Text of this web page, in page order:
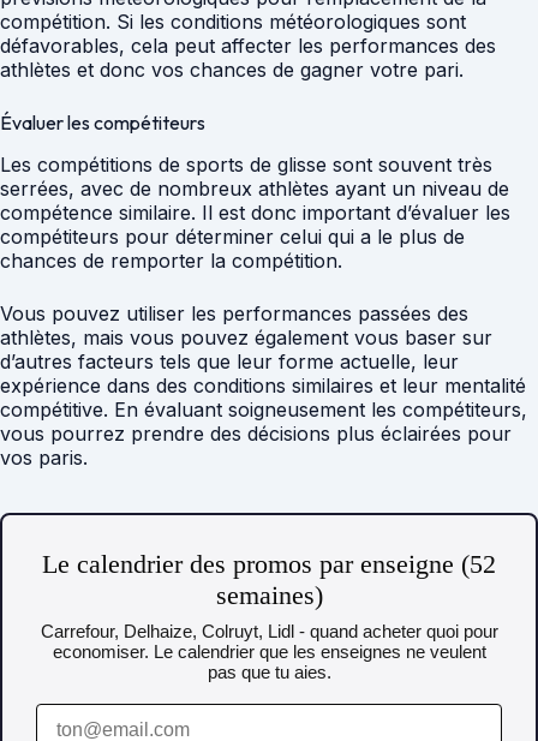
compétition. Si les conditions météorologiques sont
défavorables, cela peut affecter les performances des
athlètes et donc vos chances de gagner votre pari.
Évaluer les compétiteurs
Les compétitions de sports de glisse sont souvent très
serrées, avec de nombreux athlètes ayant un niveau de
compétence similaire. Il est donc important d’évaluer les
compétiteurs pour déterminer celui qui a le plus de
chances de remporter la compétition.
Vous pouvez utiliser les performances passées des
athlètes, mais vous pouvez également vous baser sur
d’autres facteurs tels que leur forme actuelle, leur
expérience dans des conditions similaires et leur mentalité
compétitive. En évaluant soigneusement les compétiteurs,
vous pourrez prendre des décisions plus éclairées pour
vos paris.
Le calendrier des promos par enseigne (52
semaines)
Carrefour, Delhaize, Colruyt, Lidl - quand acheter quoi pour
economiser. Le calendrier que les enseignes ne veulent
pas que tu aies.